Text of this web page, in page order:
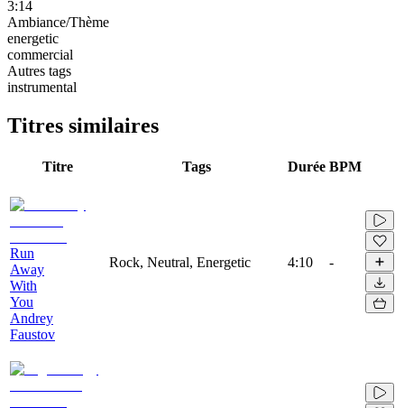
3:14
Ambiance/Thème
energetic
commercial
Autres tags
instrumental
Titres similaires
Titre Tags Durée BPM
Run
Away
With
You
Andrey
Faustov
Rock, Neutral, Energetic 4:10 -